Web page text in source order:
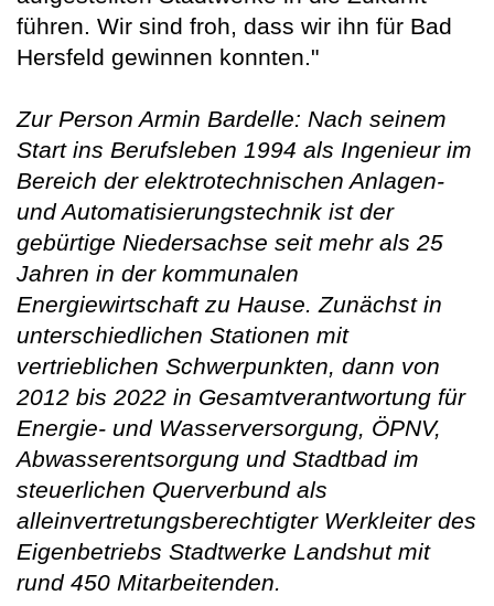
führen. Wir sind froh, dass wir ihn für Bad
Hersfeld gewinnen konnten."
Zur Person Armin Bardelle: Nach seinem
Start ins Berufsleben 1994 als Ingenieur im
Bereich der elektrotechnischen Anlagen-
und Automatisierungstechnik ist der
gebürtige Niedersachse seit mehr als 25
Jahren in der kommunalen
Energiewirtschaft zu Hause. Zunächst in
unterschiedlichen Stationen mit
vertrieblichen Schwerpunkten, dann von
2012 bis 2022 in Gesamtverantwortung für
Energie- und Wasserversorgung, ÖPNV,
Abwasserentsorgung und Stadtbad im
steuerlichen Querverbund als
alleinvertretungsberechtigter Werkleiter des
Eigenbetriebs Stadtwerke Landshut mit
rund 450 Mitarbeitenden.